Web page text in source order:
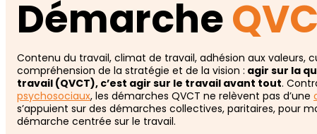
Démarche
Contenu du travail, climat de travail, adhésion aux valeurs,
compréhension de la stratégie et de la vision : agir sur la
travail (QVCT), c’est agir sur le travail avant tout.
psychosociaux, les démarches QVCT ne relèvent pas d’une
s’appuient sur des démarches collectives, paritaires, pour
démarche centrée sur le travail.